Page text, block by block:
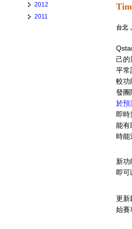
2012
2011
台北
己的
平常
較功
發團
於預
即
能有
時能
新功
即
更新
始賽